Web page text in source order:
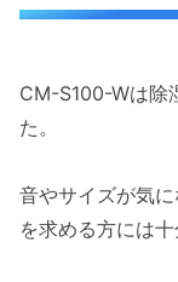
CM-S100-Wは除
た。
音やサイズが気
を求める方には